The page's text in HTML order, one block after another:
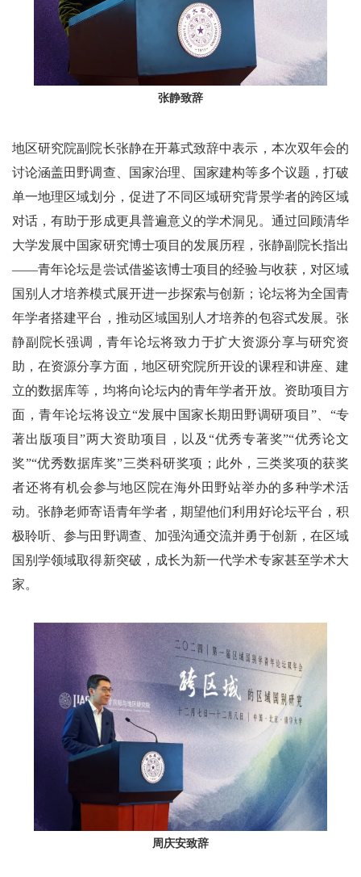
张静致辞
地区研究院副院长张静在开幕式致辞中表示，本次双年会的
讨论涵盖田野调查、国家治理、国家建构等多个议题，打破
单一地理区域划分，促进了不同区域研究背景学者的跨区域
对话，有助于形成更具普遍意义的学术洞见。通过回顾清华
大学发展中国家研究博士项目的发展历程，张静副院长指出
——青年论坛是尝试借鉴该博士项目的经验与收获，对区域
国别人才培养模式展开进一步探索与创新；论坛将为全国青
年学者搭建平台，推动区域国别人才培养的包容式发展。张
静副院长强调，青年论坛将致力于扩大资源分享与研究资
助，在资源分享方面，地区研究院所开设的课程和讲座、建
立的数据库等，均将向论坛内的青年学者开放。资助项目方
面，青年论坛将设立“发展中国家长期田野调研项目”、“专
著出版项目”两大资助项目，以及“优秀专著奖”“优秀论文
奖”“优秀数据库奖”三类科研奖项；此外，三类奖项的获奖
者还将有机会参与地区院在海外田野站举办的多种学术活
动。张静老师寄语青年学者，期望他们利用好论坛平台，积
极聆听、参与田野调查、加强沟通交流并勇于创新，在区域
国别学领域取得新突破，成长为新一代学术专家甚至学术大
家。
周庆安致辞